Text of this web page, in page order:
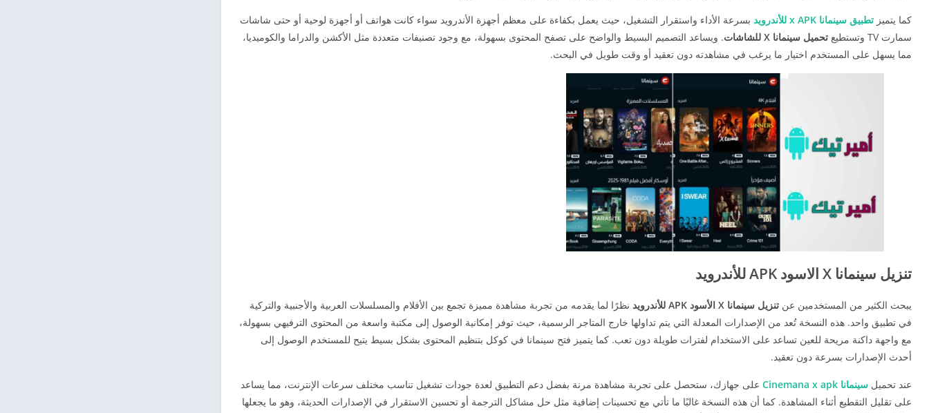
كما يتميز تطبيق سينمانا x APK للأندرويد
بسرعة الأداء واستقرار التشغيل، حيث يعمل بكفاءة على معظم أجهزة الأندرويد سواء كانت هواتف أو أجهزة لوحية أو حتى شاشات
سمارت TV وتستطيع
تحميل سينمانا X للشاشات
. ويساعد التصميم البسيط والواضح على تصفح المحتوى بسهولة، مع وجود تصنيفات متعددة مثل الأكشن والدراما والكوميديا،
مما يسهل على المستخدم اختيار ما يرغب في مشاهدته دون تعقيد أو وقت طويل في البحث.
تنزيل سينمانا X الاسود APK للأندرويد
يبحث الكثير من المستخدمين عن تنزيل سينمانا X الأسود APK للأندرويد
نظرًا لما يقدمه من تجربة مشاهدة مميزة تجمع بين الأفلام والمسلسلات العربية والأجنبية والتركية
في تطبيق واحد. هذه النسخة تُعد من الإصدارات المعدلة التي يتم تداولها خارج المتاجر الرسمية، حيث توفر إمكانية الوصول إلى مكتبة واسعة من المحتوى الترفيهي بسهولة،
مع واجهة داكنة مريحة للعين تساعد على الاستخدام لفترات طويلة دون تعب. كما يتميز فتح سينمانا في كوكل بتنظيم المحتوى بشكل بسيط يتيح للمستخدم الوصول إلى
أحدث الإصدارات بسرعة دون تعقيد.
عند تحميل سينمانا Cinemana x apk
على جهازك، ستحصل على تجربة مشاهدة مرنة بفضل دعم التطبيق لعدة جودات تشغيل تناسب مختلف سرعات الإنترنت، مما يساعد
على تقليل التقطيع أثناء المشاهدة. كما أن هذه النسخة غالبًا ما تأتي مع تحسينات إضافية مثل حل مشاكل الترجمة أو تحسين الاستقرار في الإصدارات الحديثة، وهو ما يجعلها